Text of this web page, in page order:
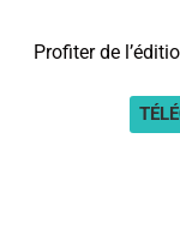
Profiter de